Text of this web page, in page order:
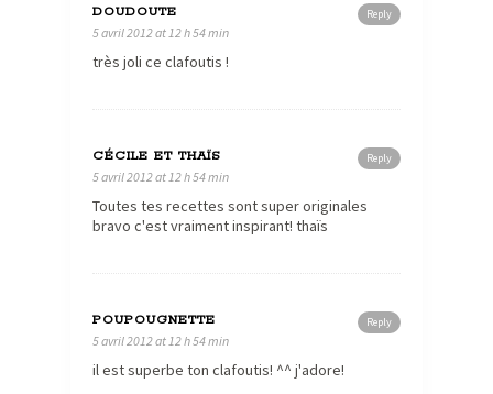
Reply
DOUDOUTE
5 avril 2012 at 12 h 54 min
très joli ce clafoutis !
Reply
CÉCILE ET THAÏS
5 avril 2012 at 12 h 54 min
Toutes tes recettes sont super originales
bravo c'est vraiment inspirant! thaïs
Reply
POUPOUGNETTE
5 avril 2012 at 12 h 54 min
il est superbe ton clafoutis! ^^ j'adore!